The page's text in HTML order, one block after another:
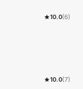
10.0(6)
10.0(7)